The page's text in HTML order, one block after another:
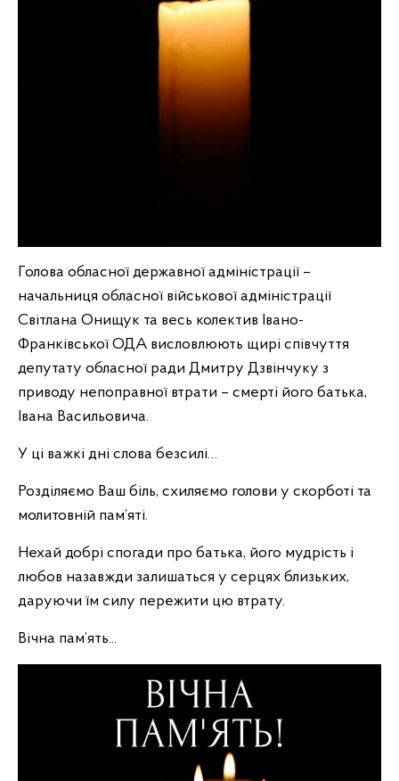
Голова обласної державної адміністрації –
начальниця обласної військової адміністрації
Світлана Онищук та весь колектив Івано-
Франківської ОДА висловлюють щирі співчуття
депутату обласної ради Дмитру Дзвінчуку з
приводу непоправної втрати – смерті його батька,
Івана Васильовича.
У ці важкі дні слова безсилі…
Розділяємо Ваш біль, схиляємо голови у скорботі та
молитовній пам’яті.
Нехай добрі спогади про батька, його мудрість і
любов назавжди залишаться у серцях близьких,
даруючи їм силу пережити цю втрату.
Вічна пам’ять...